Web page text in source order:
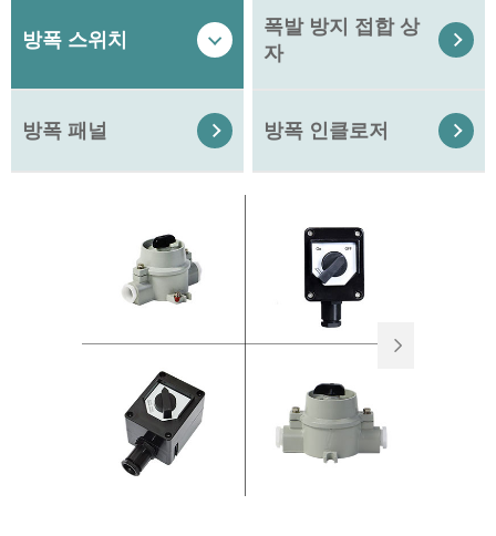
방폭 스위치 
폭발 방지 접합 상
자

방폭 패널  방폭 인클로저 
